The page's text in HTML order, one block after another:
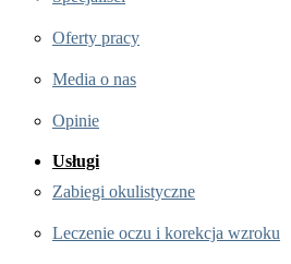
Oferty pracy
Media o nas
Opinie
Usługi
Zabiegi okulistyczne
Leczenie oczu i korekcja wzroku